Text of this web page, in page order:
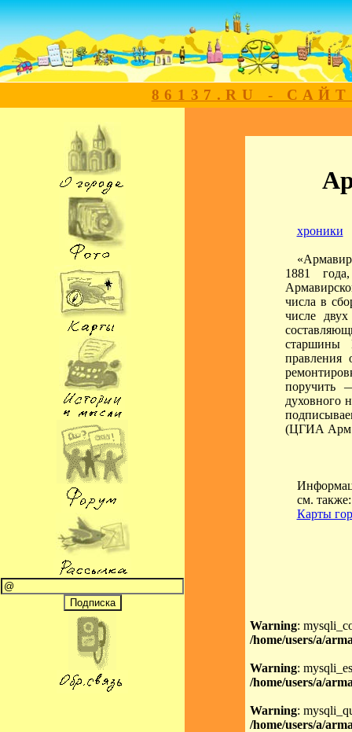
86137.RU -
хроники
1881
числа в
числе
старшины
правления
поручить
духовного
(ЦГИА Арм.
см.
Карты
Warning:
/home/users/a/
Warning:
/home/users/a/
Warning:
/home/users/a/